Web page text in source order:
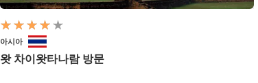
아시아
왓 차이왓타나람 방문